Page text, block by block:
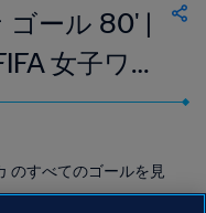
ゴール 80' |
女子ワー
のすべてのゴールを見